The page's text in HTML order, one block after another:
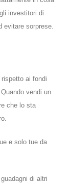
investitori di
evitare sorprese.
ai fondi
vendi un
che lo sta
e solo tue da
di altri